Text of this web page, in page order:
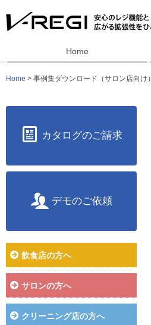
Home
Home > 事例集ダウンロード（サロン店向け）
カタログのご請求
デモのご依頼
飲食店の方へ
サロンの方へ
クリーニング店の方へ